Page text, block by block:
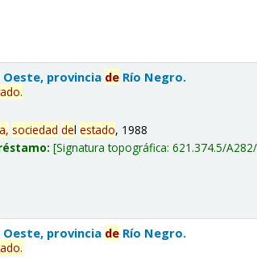
provincia de Río Negro.
.
sociedad delestado, 1988
Signatura topográfica:621.374.5/
provincia de Río Negro.
.